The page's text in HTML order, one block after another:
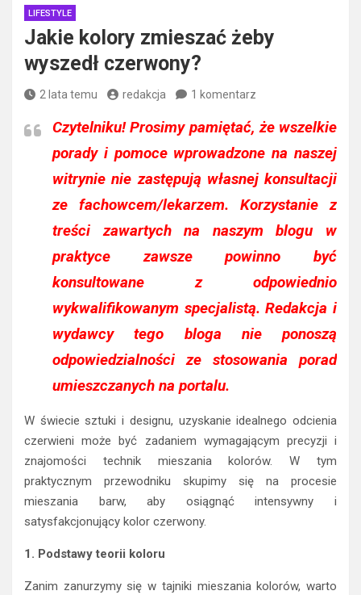
LIFESTYLE
Jakie kolory zmieszać żeby
wyszedł czerwony?
2 lata temu redakcja 1 komentarz
Czytelniku!Prosimy pamiętać, że wszelkie
porady i pomoce wprowadzone na naszej
witrynie nie zastępują własnej konsultacji
ze fachowcem/lekarzem. Korzystanie z
treści zawartych na naszym blogu w
praktyce zawsze powinno być
konsultowane z odpowiednio
wykwalifikowanym specjalistą. Redakcja i
wydawcy tego bloga nie ponoszą
odpowiedzialności ze stosowania porad
umieszczanych na portalu.
W świecie sztuki i designu, uzyskanie idealnego odcienia
czerwieni może być zadaniem wymagającym precyzji i
znajomości technik mieszania kolorów. W tym
praktycznym przewodniku skupimy się na procesie
mieszania barw, aby osiągnąć intensywny i
satysfakcjonujący kolor czerwony.
1. Podstawy teorii koloru
Zanim zanurzymy się w tajniki mieszania kolorów, warto